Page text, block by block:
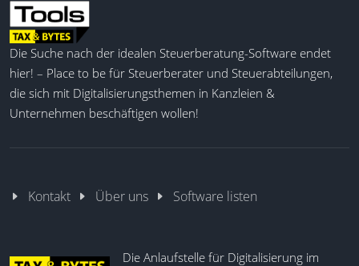
Die Suche nach der idealen Steuerberatung-Software endet
hier! – Place to be für Steuerberater und Steuerabteilungen,
die sich mit Digitalisierungsthemen in Kanzleien &
Unternehmen beschäftigen wollen!
Kontakt Über uns Software listen
Die Anlaufstelle für Digitalisierung im